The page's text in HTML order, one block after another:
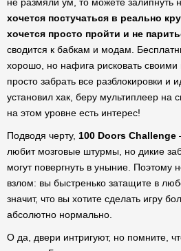
хочется постучаться в реально
хочется просто пройти и не
сводится к бабкам и модам.
хорошо, но нафига рисковать
просто забрать все разблокировки и
установил хак, беру мультиплеер на
на этом уровне есть интерес!
Подводя черту, 100 Doors Challenge
любит мозговые штурмы, но дикие
могут повергнуть в уныние. Поэтому
взлом: вы быстренько затащите в
значит, что вы хотите сделать игру
абсолютно нормально.
О да, двери интригуют, но помните,